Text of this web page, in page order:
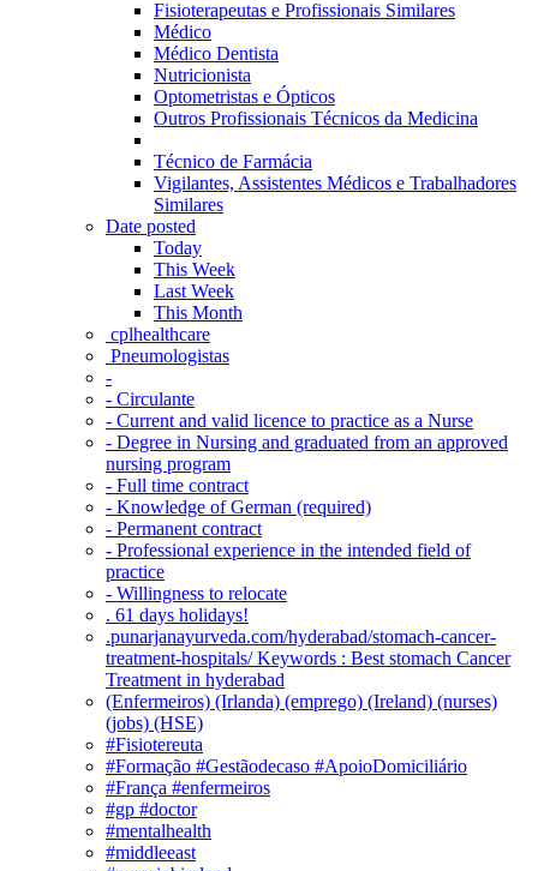
Fisioterapeutas e Profissionais Similares
Médico
Médico Dentista
Nutricionista
Optometristas e Ópticos
Outros Profissionais Técnicos da Medicina
Técnico de Farmácia
Vigilantes, Assistentes Médicos e Trabalhadores
Similares
Date posted
Today
This Week
Last Week
This Month
‎ cplhealthcare‬
Pneumologistas
-
- Circulante
- Current and valid licence to practice as a Nurse
- Degree in Nursing and graduated from an approved
nursing program
- Full time contract
- Knowledge of German (required)
- Permanent contract
- Professional experience in the intended field of
practice
- Willingness to relocate
. 61 days holidays!
.punarjanayurveda.com/hyderabad/stomach-cancer-
treatment-hospitals/ Keywords : Best stomach Cancer
Treatment in hyderabad
(Enfermeiros) (Irlanda) (emprego) (Ireland) (nurses)
(jobs) (HSE)
#Fisiotereuta
#Formação #Gestãodecaso #ApoioDomiciliário
#França #enfermeiros
#gp #doctor
#mentalhealth
#middleeast